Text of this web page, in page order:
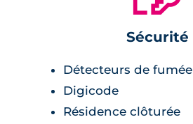
Sécurité
Détecteurs de fumée
Digicode
Résidence clôturée